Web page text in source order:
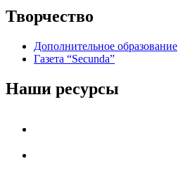
Творчество
Дополнительное образование
Газета “Secunda”
Наши ресурсы